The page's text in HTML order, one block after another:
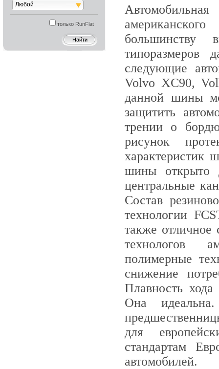
Любой
только RunFlat
большинству
типоразмеров
следующие
Volvo XC90,
данной шины
защитить
трении о
рисунок
характеристик
шины открыто
центральные
Состав
технологии
также отличное
технологов
полимерные
снижение
Плавность
Она
для
стандартам
автомобилей.